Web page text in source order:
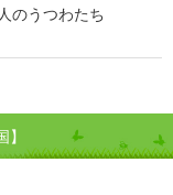
のうつわたち